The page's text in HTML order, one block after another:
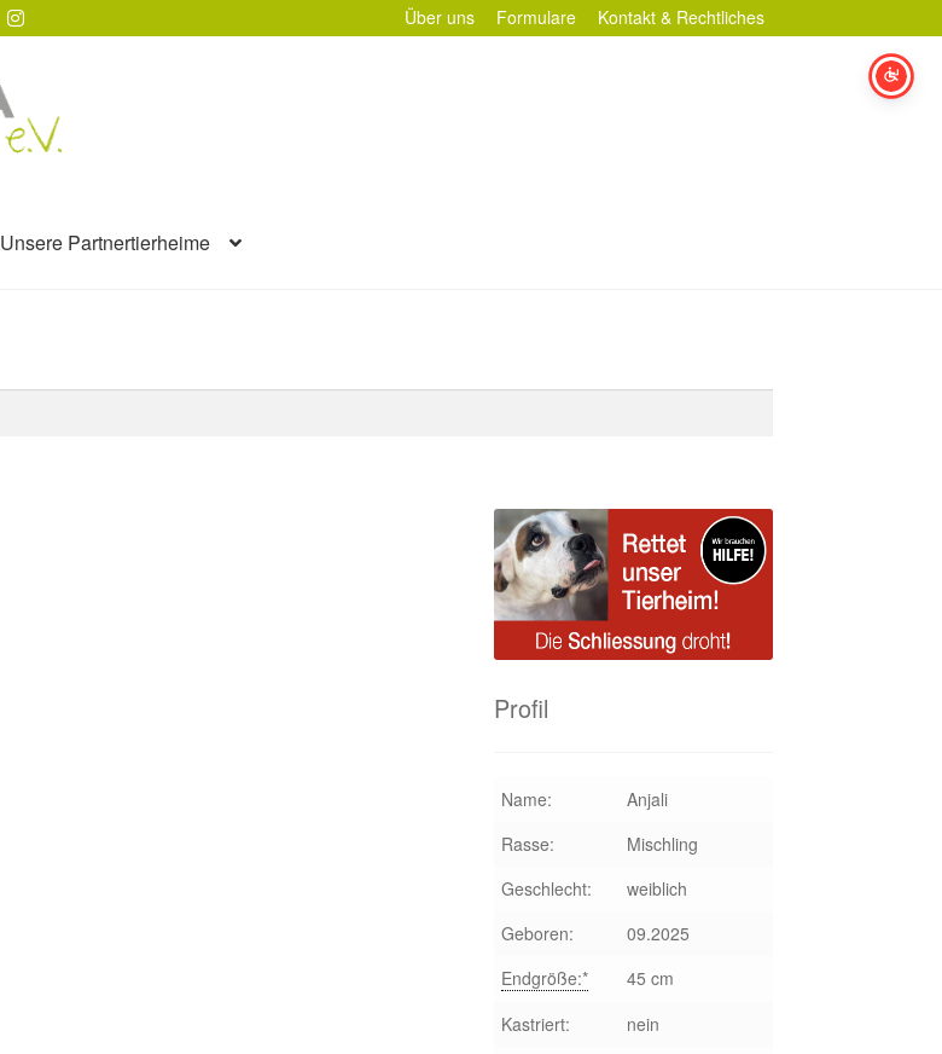
Über uns Formulare Kontakt & Rechtliches
Unsere Partnertierheime
Profil
Name:
Anjali
Rasse:
Mischling
Geschlecht:
weiblich
Geboren:
09.2025
Endgröße:*
45 cm
Kastriert:
nein